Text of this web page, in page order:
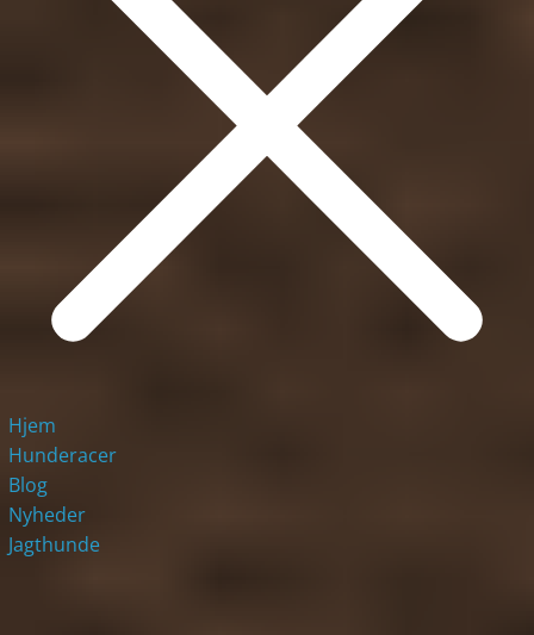
Hjem
Hunderacer
Blog
Nyheder
Jagthunde